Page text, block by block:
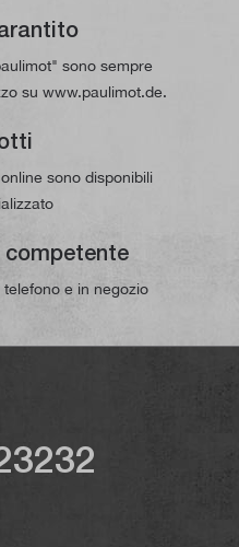
sono sempre
su www.paulimot.de.
sono disponibili
competente
e in negozio